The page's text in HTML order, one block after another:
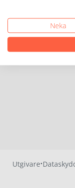
Utgivare·
Neka